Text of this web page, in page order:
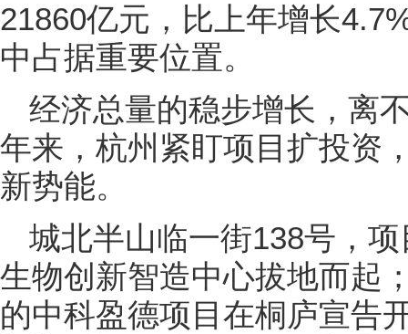
21860亿元，比上年增长
中占据重要位置。
经济总量的稳步增长，离
年来，杭州紧盯项目扩投资
新势能。
城北半山临一街138号，
生物创新智造中心拔地而起
的中科盈德项目在桐庐宣告